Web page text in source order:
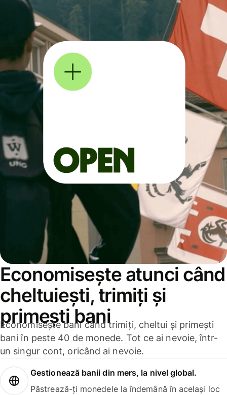
Economisește atunci când
cheltuiești, trimiți și
primești bani
Economisește bani când trimiți, cheltui și primești
bani în peste 40 de monede. Tot ce ai nevoie, într-
un singur cont, oricând ai nevoie.
Gestionează banii din mers, la nivel global.
Păstrează-ți monedele la îndemână în același loc